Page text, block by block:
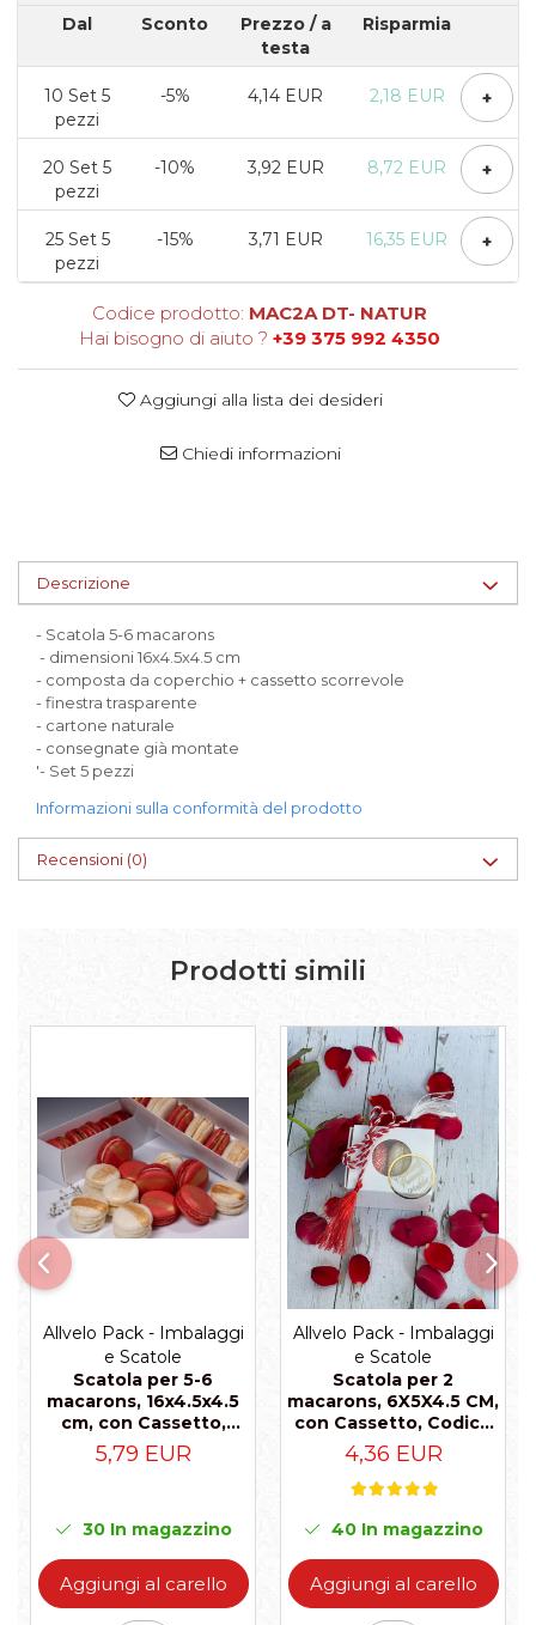
Scatole Cubo per Bomboniere
Scatole per Caramelle e Dolci
Scatole per Cioccolato in
Tavoletta
Scatole per Confezioni Regalo
Scatole per Macarons e Praline
Scatole con Cassetto e Inserto per 4
Praline
Scatole con Cassetto per Praline
Scatole Medie e Grandi per 10–40
Macarons
Scatole per 5–6 Macarons con
Scatole per Praline con Separatore
Scatole Piccole con Nastro e
Cassetto per Macarons
Scatole per Panettone
Scatole per Panettone e Rotoli
Scatole per Uova e Figure di
Cioccolato
Scatole Personalizzate
Scatole Senza Finestra per Mini
Pasticcini
Supporti per Pasticcini
Vassoi in Cartone
Dal
Sconto Prezzo / a
testa
Risparmia
10 Set 5
pezzi
-5% 4,14 EUR 2,18 EUR +
20 Set 5
pezzi
-10% 3,92 EUR 8,72 EUR +
25Set 5
pezzi
-15% 3,71 EUR 16,35 EUR +
Codice prodotto: MAC2A DT- NATUR
Hai bisogno di aiuto ? +39 375 992 4350
Aggiungi alla lista dei desideri
Chiedi informazioni
Descrizione
- Scatola 5-6 macarons
- dimensioni 16x4.5x4.5 cm
- composta da coperchio + cassetto scorrevole
- finestra trasparente
- cartone naturale
- consegnate già montate
'- Set 5 pezzi
Informazioni sulla conformità del prodotto
Recensioni (0)
Prodotti simili
Allvelo Pack - Imbalaggi
e Scatole
Scatola per 5-6
macarons, 16x4.5x4.5
cm, con Cassetto,
Codice MAC2-Bianco,
Set 5 Pezzi
5,79 EUR
30In magazzino
Aggiungi al carello
Allvelo Pack - Imbalaggi
e Scatole
Scatola per 2
macarons, 6X5X4.5 CM,
con Cassetto, Codice
MAC0-Bianco, Set 5
Pezzi
4,36 EUR
40In magazzino
Aggiungi al carello